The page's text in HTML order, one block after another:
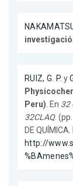
RUIZ, G. P. y
Peru). En 32
32CLAQ.
DE
http://